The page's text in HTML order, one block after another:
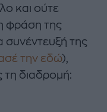
και ούτε
φράση της
συνέντευξή της
την εδώ),
τη διαδρομή: